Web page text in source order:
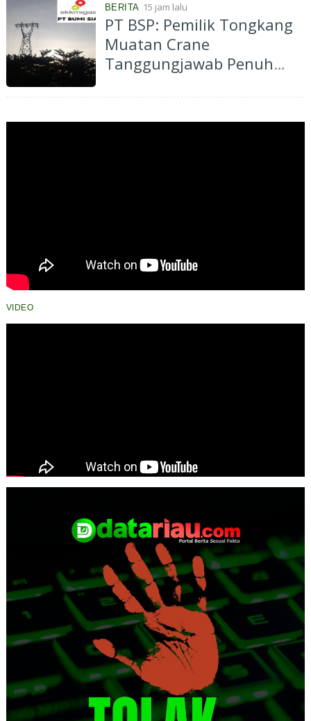
BERITA 15 jam lalu
PT BSP: Pemilik Tongkang
Muatan Crane
Tanggungjawab Penuh
VIDEO